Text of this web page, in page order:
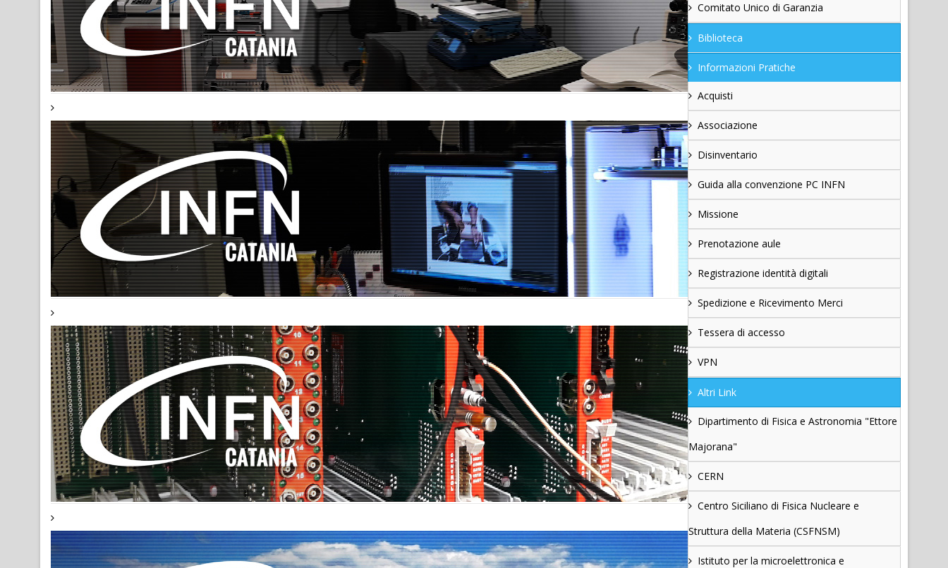
Comitato Unico di Garanzia
Biblioteca
Informazioni Pratiche
Acquisti
Associazione
Disinventario
Guida alla convenzione PC INFN
Missione
Prenotazione aule
Registrazione identità digitali
Spedizione e Ricevimento Merci
Tessera di accesso
VPN
Altri Link
Dipartimento di Fisica e Astronomia "Ettore
Majorana"
CERN
Centro Siciliano di Fisica Nucleare e
Struttura della Materia (CSFNSM)
Istituto per la microelettronica e